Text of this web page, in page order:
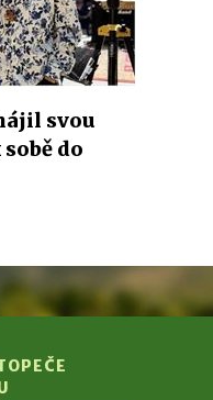
svou
do